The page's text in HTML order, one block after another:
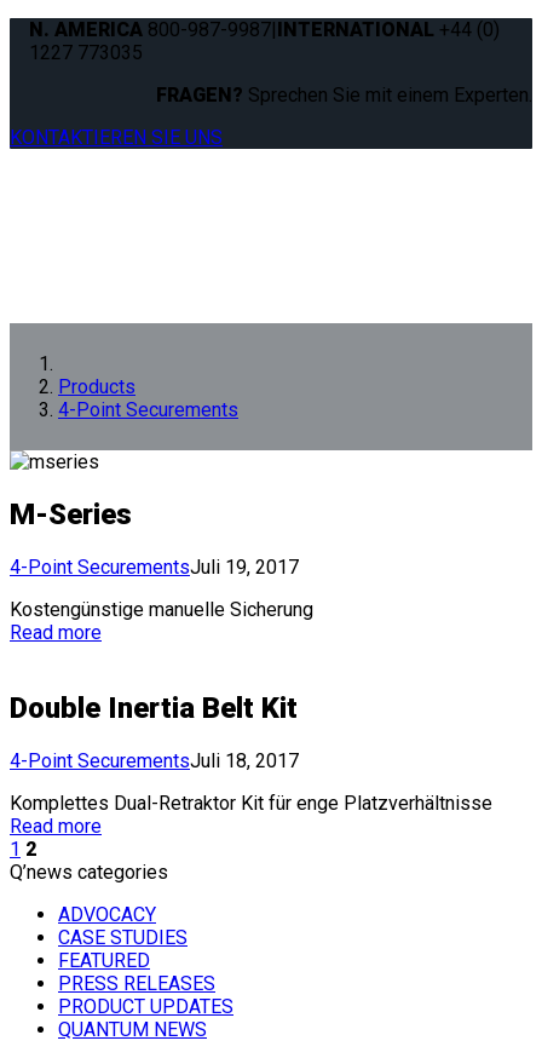
N. AMERICA 800-987-9987|INTERNATIONAL +44 (0)
1227 773035
FRAGEN? Sprechen Sie mit einem Experten.
KONTAKTIEREN SIE UNS
Products
4-Point Securements
M-Series
4-Point SecurementsJuli 19, 2017
Kostengünstige manuelle Sicherung
Read more
Double Inertia Belt Kit
4-Point SecurementsJuli 18, 2017
Komplettes Dual-Retraktor Kit für enge Platzverhältnisse
Read more
1 2
Q’news categories
ADVOCACY
CASE STUDIES
FEATURED
PRESS RELEASES
PRODUCT UPDATES
QUANTUM NEWS